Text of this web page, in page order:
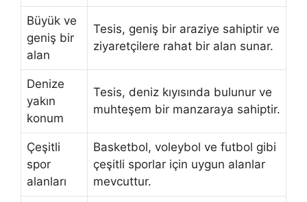
Büyük ve
geniş bir
alan
Tesis, geniş bir araziye sahiptir ve
ziyaretçilere rahat bir alan sunar.
Denize
yakın
konum
Tesis, deniz kıyısında bulunur ve
muhteşem bir manzaraya sahiptir.
Çeşitli
spor
alanları
Basketbol, voleybol ve futbol gibi
çeşitli sporlar için uygun alanlar
mevcuttur.